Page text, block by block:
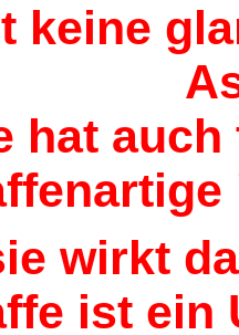
keine
hat
wirkt
ist ein